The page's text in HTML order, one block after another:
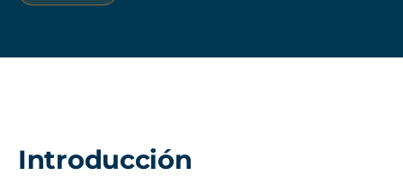
Introducción